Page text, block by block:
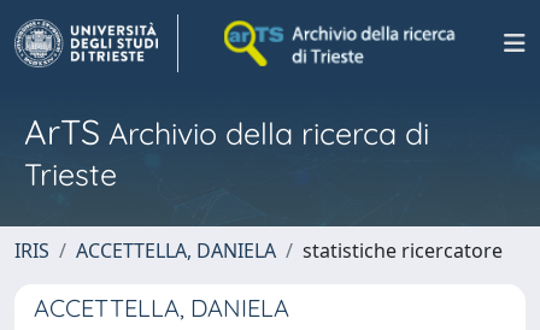
ArTS Archivio della ricerca di
Trieste
IRIS ACCETTELLA, DANIELA statistiche ricercatore
ACCETTELLA, DANIELA